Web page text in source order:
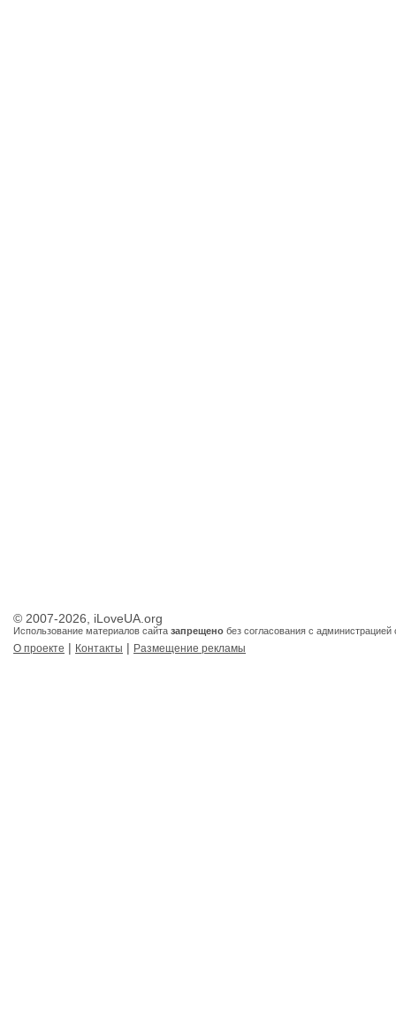
© 2007-2026, iLoveUA.org
Использование материалов сайта запрещено без согласования с администрацией
О проекте | Контакты | Размещение рекламы